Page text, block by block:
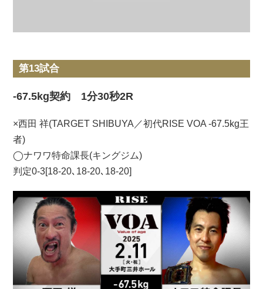
第13試合
-67.5kg契約 1分30秒2R
×西田 祥(TARGET SHIBUYA／初代RISE VOA -67.5kg王
者)
◯ナワワ特命課長(キングジム)
判定0-3[18-20､18-20､18-20]